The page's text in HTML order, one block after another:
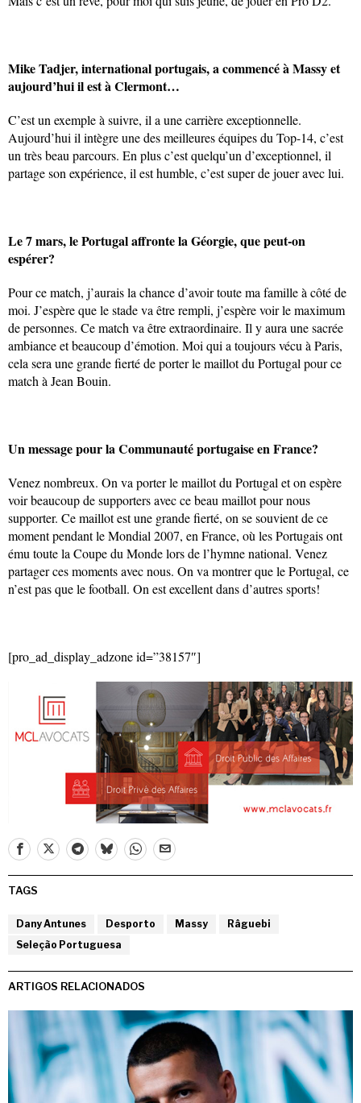
Mike Tadjer, international portugais, a commencé à Massy et
aujourd’hui il est à Clermont…
C’est un exemple à suivre, il a une carrière exceptionnelle.
Aujourd’hui il intègre une des meilleures équipes du Top-14, c’est
un très beau parcours. En plus c’est quelqu’un d’exceptionnel, il
partage son expérience, il est humble, c’est super de jouer avec lui.
Le 7 mars, le Portugal affronte la Géorgie, que peut-on
espérer?
Pour ce match, j’aurais la chance d’avoir toute ma famille à côté de
moi. J’espère que le stade va être rempli, j’espère voir le maximum
de personnes. Ce match va être extraordinaire. Il y aura une sacrée
ambiance et beaucoup d’émotion. Moi qui a toujours vécu à Paris,
cela sera une grande fierté de porter le maillot du Portugal pour ce
match à Jean Bouin.
Un message pour la Communauté portugaise en France?
Venez nombreux. On va porter le maillot du Portugal et on espère
voir beaucoup de supporters avec ce beau maillot pour nous
supporter. Ce maillot est une grande fierté, on se souvient de ce
moment pendant le Mondial 2007, en France, où les Portugais ont
ému toute la Coupe du Monde lors de l’hymne national. Venez
partager ces moments avec nous. On va montrer que le Portugal, ce
n’est pas que le football. On est excellent dans d’autres sports!
[pro_ad_display_adzone id=”38157″]
TAGS
Dany Antunes Desporto Massy
Râguebi
Seleção Portuguesa
ARTIGOS RELACIONADOS